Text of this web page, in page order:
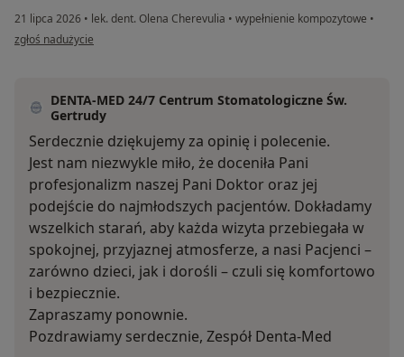
21 lipca 2026 • lek. dent. Olena Cherevulia • wypełnienie kompozytowe •
w opinii użytkownika Myroslava KULYK
zgłoś nadużycie
DENTA-MED 24/7 Centrum Stomatologiczne Św.
Gertrudy
Serdecznie dziękujemy za opinię i polecenie.
Jest nam niezwykle miło, że doceniła Pani
profesjonalizm naszej Pani Doktor oraz jej
podejście do najmłodszych pacjentów. Dokładamy
wszelkich starań, aby każda wizyta przebiegała w
spokojnej, przyjaznej atmosferze, a nasi Pacjenci –
zarówno dzieci, jak i dorośli – czuli się komfortowo
i bezpiecznie.
Zapraszamy ponownie.
Pozdrawiamy serdecznie, Zespół Denta-Med